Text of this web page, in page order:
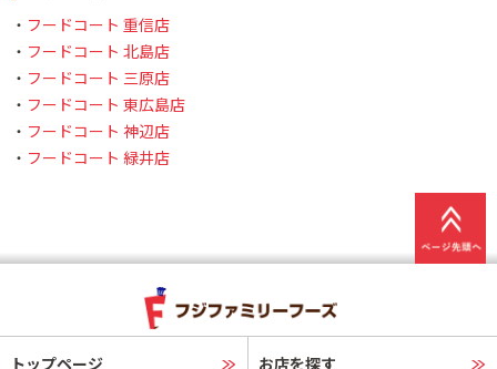
・ フードコート 重信店
・ フードコート 北島店
・ フードコート 三原店
・ フードコート 東広島店
・ フードコート 神辺店
・ フードコート 緑井店
トップページ お店を探す